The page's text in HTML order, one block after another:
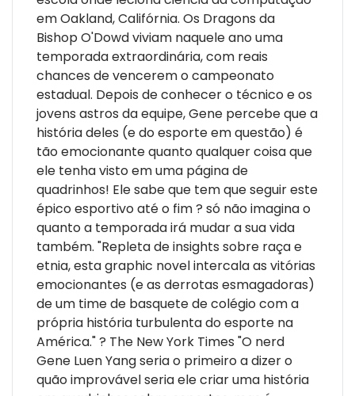
em Oakland, Califórnia. Os Dragons da
Bishop O'Dowd viviam naquele ano uma
temporada extraordinária, com reais
chances de vencerem o campeonato
estadual. Depois de conhecer o técnico e os
jovens astros da equipe, Gene percebe que a
história deles (e do esporte em questão) é
tão emocionante quanto qualquer coisa que
ele tenha visto em uma página de
quadrinhos! Ele sabe que tem que seguir este
épico esportivo até o fim ? só não imagina o
quanto a temporada irá mudar a sua vida
também. "Repleta de insights sobre raça e
etnia, esta graphic novel intercala as vitórias
emocionantes (e as derrotas esmagadoras)
de um time de basquete de colégio com a
própria história turbulenta do esporte na
América." ? The New York Times "O nerd
Gene Luen Yang seria o primeiro a dizer o
quão improvável seria ele criar uma história